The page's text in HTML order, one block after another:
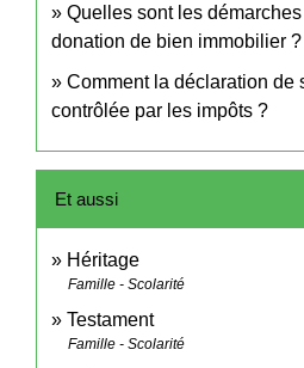
Quelles sont les
donation de bien immobilier ?
Comment la déclaration de
contrôlée par les impôts ?
Et aussi
Héritage
Famille - Scolarité
Testament
Famille - Scolarité